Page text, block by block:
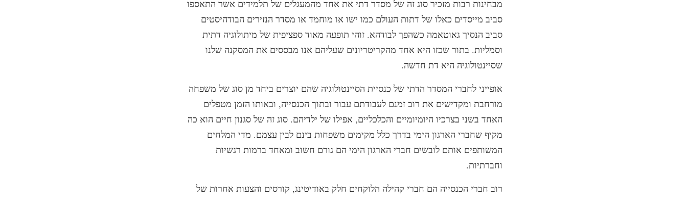
מבחינות רבות מזכיר סוג זה של מסדר דתי את אחד מהמעגלים של תלמידים אשר התאספו
סביב מייסדים כאלו של דתות העולם כמו ישו או מוחמד או מסדר הנזירים הבודהיסטים
סביב הנסיך גאוטאמה כשהפך לבודהא. זוהי תופעה מאוד ספציפית של מיתולוגיה דתית
וסמליות. בתור שכזו היא אחד מהקריטריונים שעליהם אנו מבססים את המסקנה שלנו
שסיינטולוגיה היא דת חדשה.
אופייני לחברי המסדר הדתי של כנסיית הסיינטולוגיה שהם יוצרים ביחד מן סוג של משפחה
מורחבת ומקדישים את רוב זמנם לעבודתם עבור ובתוך הכנסייה, ובאותו הזמן מטפלים
האחד בשני בצרכיו היומיומיים והכלכליים, אפילו של ילדיהם. סוג זה של סגנון חיים הוא כה
מקיף שחברי הארגון הימי בדרך כלל מקימים משפחות בינם לבין עצמם. מדי המלחים
המשותפים אותם לובשים חברי הארגון הימי הם גורם חשוב ומאחד ברמות רגשיות
וחברתיות.
רוב חברי הכנסייה הם חברי קהילה הלוקחים חלק באודיטינג, קורסים והצעות אחרות של